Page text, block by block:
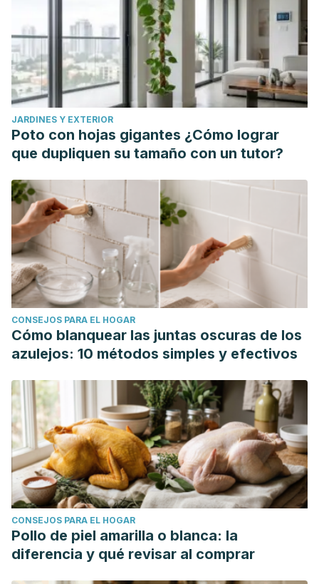
Urara I, Iwahito T, Katsumi S, Kazuaki Y. 2-
[Bis(carboxymethyl)amino] propanoic acid-Chelated
Copper Chelate Enhances Bacterial Elimination by Sodium
Percarbonate. 2021; 26(1):9-15.
https://doi.org/10.4265/bio.26.9
Cressey P, Pattis I. Health risk assessment: dishwasher
powder. Prepared as part of a Ministry of Health. 2014.
Disponible en: https://www.esr.cri.nz/assets/HEALTH-
FINAL-Sept-2014.pdf.
Mileto D, Mancon A, Staurenghi F, Rizzo A, et al. Inactivation
of SARS-CoV-2 in the Liquid Phase: Are Aqueous
Hydrogen Peroxide and Sodium Percarbonate Efficient
Decontamination Agents? 2021; 28(4): 260 – 267. doi:
10.1021/acs.chas.0c00095
Oldfield C, Morgan R, Miles H, French J. The efficacy of
luminol in detecting bloodstains that have been washed
with sodium percarbonate and exposed to environmental
conditions. Australian Journal of Forensic Sciences. 2018;
50(4): 345-354. DOI: 10.1080/00450618.2016.1264478.
Alam, M., Jagger, R., Vowles, R. and Moran, J. (2011),
Comparative stain removal properties of four commercially
available denture cleaning products: anin vitrostudy.
International Journal of Dental Hygiene, 9: 37-42.
https://doi.org/10.1111/j.1601-5037.2009.00432.x
JARDINES Y EXTERIOR
Poto con hojas gigantes ¿Cómo lograr
que dupliquen su tamaño con un tutor?
CONSEJOS PARA EL HOGAR
Cómo blanquear las juntas oscuras de los
azulejos: 10 métodos simples y efectivos
CONSEJOS PARA EL HOGAR
Pollo de piel amarilla o blanca: la
diferencia y qué revisar al comprar